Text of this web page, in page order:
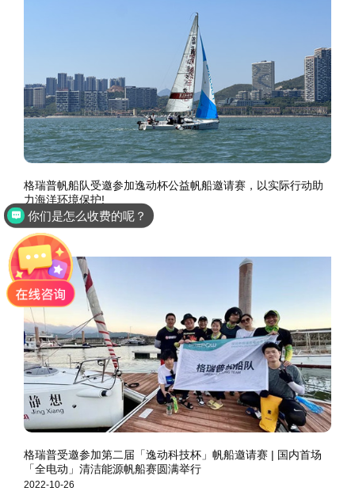
格瑞普帆船队受邀参加逸动杯公益帆船邀请赛，以实际行动助
力海洋环境保护!
2022-11-01
格瑞普受邀参加第二届「逸动科技杯」帆船邀请赛 | 国内首场
「全电动」清洁能源帆船赛圆满举行
2022-10-26
你们是怎么收费的呢？